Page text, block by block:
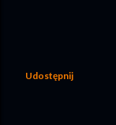
Udostępnij